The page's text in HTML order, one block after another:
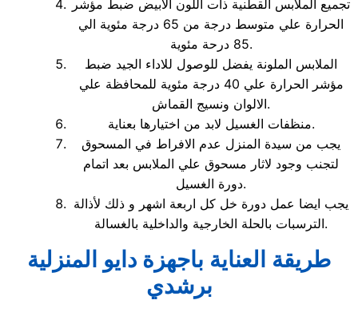
تجميع الملابس القطنية ذات اللون الابيض ضبط مؤشر
الحرارة علي متوسط درجة من 65 درجة مئوية الي
85 درحة مئوية.
الملابس الملونة يفضل للوصول للاداء الجيد ضبط
مؤشر الحرارة علي 40 درجة مئوية للمحافظة علي
الالوان ونسيج القماش.
منظفات الغسيل لابد من اختيارها بعناية.
يجب من سيدة المنزل عدم الافراط في المسحوق
لتجنب وجود لاثار مسحوق علي الملابس بعد اتمام
دورة الغسيل.
يجب ايضا عمل دورة خل كل اربعة اشهر و ذلك لأذالة
الترسبات بالحلة الخارجية والداخلية بالغسالة.
طريقة العناية باجهزة دايو المنزلية
برشدي